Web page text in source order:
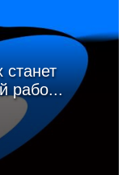
станет
рабо...